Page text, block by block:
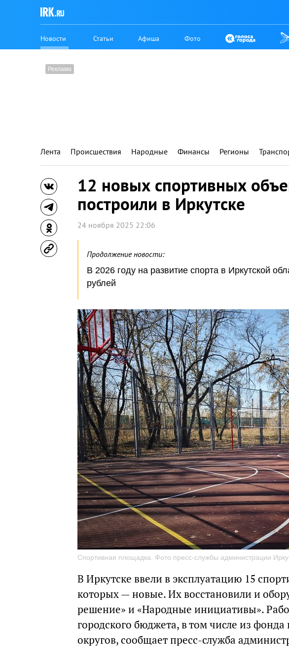
Новости Статьи Афиша Фото
Лента Происшествия Народные Финансы Регионы
12 новых спортивных
построили в Иркутске
24 ноября 2025 22:06
Продолжение новости:
В 2026 году на развитие спорта в Иркутской
рублей
Спортивная площадка. Фото пресс-службы администрации
В Иркутске ввели в эксплуатацию 15
которых — новые. Их восстановили и
решение» и «Народные инициативы».
городского бюджета, в том числе из
округов, сообщает пресс-служба